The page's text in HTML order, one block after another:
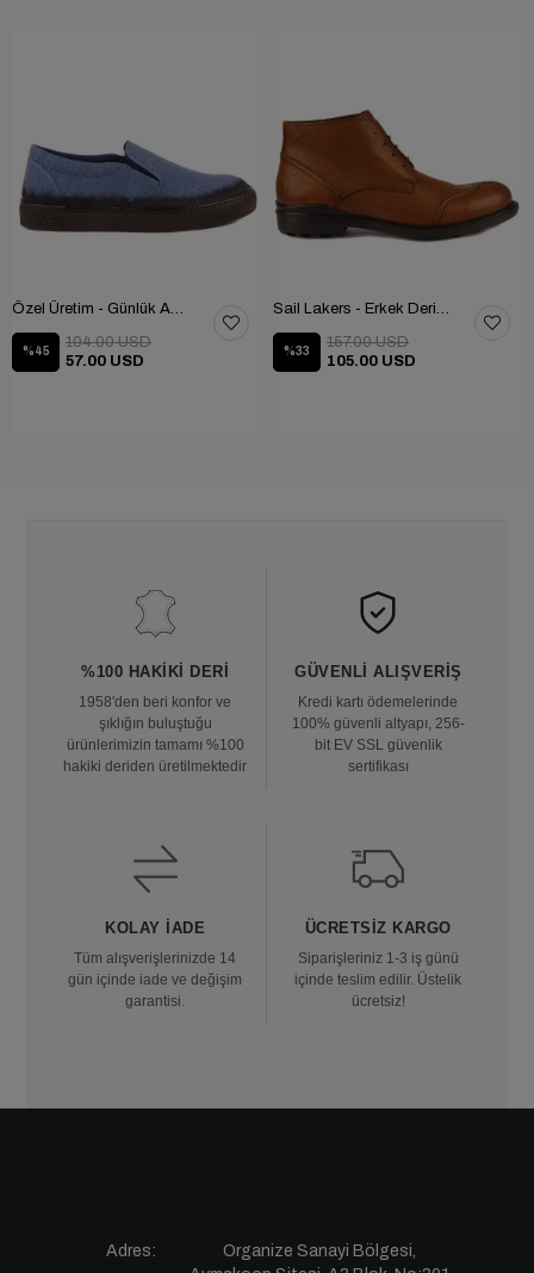
%45
57.00 USD
104.00 USD
%33
105.00 USD
157.00 USD
%100 HAKIKI DERI
1958'den beri konfor ve
şıklığın buluştuğu
ürünlerimizin tamamı %100
hakiki deriden üretilmektedir
GÜVENLI ALIŞVERIŞ
Kredi kartı ödemelerinde
100% güvenli altyapı, 256-
bit EV SSL güvenlik
sertifikası
KOLAY İADE
Tüm alışverişlerinizde 14
gün içinde iade ve değişim
garantisi.
ÜCRETSIZ KARGO
Siparişleriniz 1-3 iş günü
içinde teslim edilir. Üstelik
ücretsiz!
Adres:
Organize Sanayi Bölgesi,